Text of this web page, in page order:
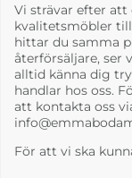
Vi strävar efter
kvalitetsmöbler
hittar du samma
återförsäljare, ser
alltid känna dig
handlar hos oss.
att kontakta oss
För att vi ska